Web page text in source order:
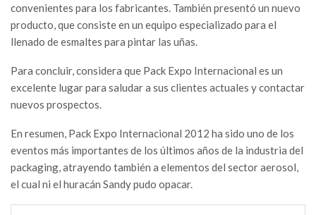
convenientes para los fabricantes. También presentó un nuevo
producto, que consiste en un equipo especializado para el
llenado de esmaltes para pintar las uñas.
Para concluir, considera que Pack Expo Internacional es un
excelente lugar para saludar a sus clientes actuales y contactar
nuevos prospectos.
En resumen, Pack Expo Internacional 2012 ha sido uno de los
eventos más importantes de los últimos años de la industria del
packaging, atrayendo también a elementos del sector aerosol,
el cual ni el huracán Sandy pudo opacar.